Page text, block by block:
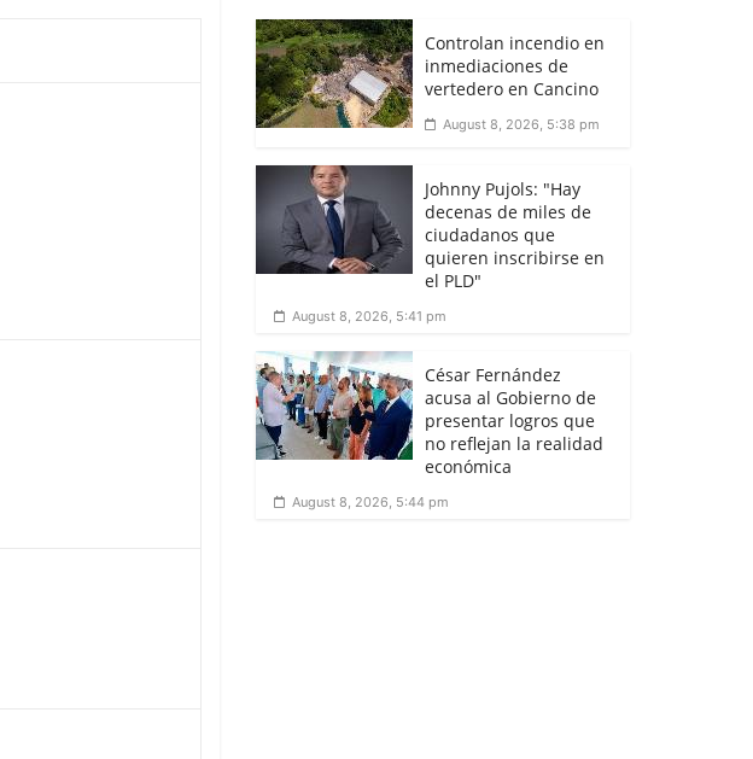
Controlan incendio en
inmediaciones de
vertedero en Cancino
August 8, 2026, 5:38 pm
Johnny Pujols: "Hay
decenas de miles de
ciudadanos que
quieren inscribirse en
el PLD"
August 8, 2026, 5:41 pm
César Fernández
acusa al Gobierno de
presentar logros que
no reflejan la realidad
económica
August 8, 2026, 5:44 pm